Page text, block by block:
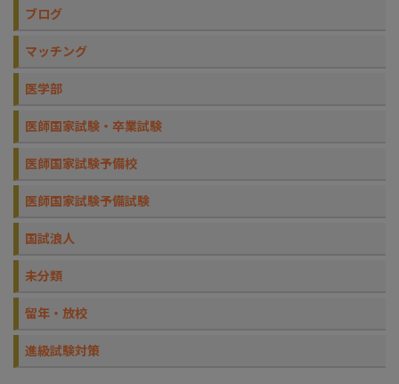
ブログ
マッチング
医学部
医師国家試験・卒業試験
医師国家試験予備校
医師国家試験予備試験
国試浪人
未分類
留年・放校
進級試験対策